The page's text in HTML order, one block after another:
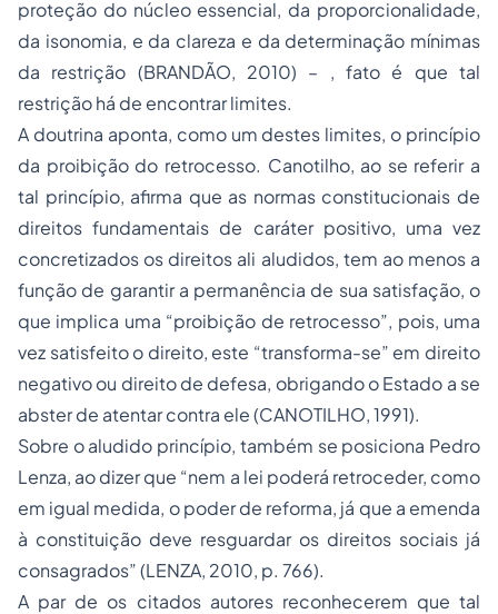
proteção do núcleo essencial, da proporcionalidade,
da isonomia, e da clareza e da determinação mínimas
da restrição (BRANDÃO, 2010) – , fato é que tal
restrição há de encontrar limites.
A doutrina aponta, como um destes limites, o princípio
da proibição do retrocesso. Canotilho, ao se referir a
tal princípio, afirma que as normas constitucionais de
direitos fundamentais de caráter positivo, uma vez
concretizados os direitos ali aludidos, tem ao menos a
função de garantir a permanência de sua satisfação, o
que implica uma “proibição de retrocesso”, pois, uma
vez satisfeito o direito, este “transforma-se” em direito
negativo ou direito de defesa, obrigando o Estado a se
abster de atentar contra ele (CANOTILHO, 1991).
Sobre o aludido princípio, também se posiciona Pedro
Lenza, ao dizer que “nem a lei poderá retroceder, como
em igual medida, o poder de reforma, já que a emenda
à constituição deve resguardar os direitos sociais já
consagrados” (LENZA, 2010, p. 766).
A par de os citados autores reconhecerem que tal